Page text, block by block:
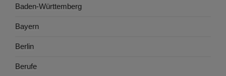
Baden-Württemberg
Bayern
Berlin
Berufe